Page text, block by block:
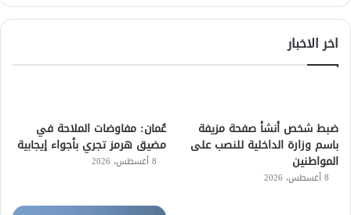
اخر الاخبار
ضبط شخص أنشأ صفحة مزيفة
باسم وزارة الداخلية للنصب على
المواطنين
8 أغسطس، 2026
عُمان: مفاوضات الملاحة في
مضيق هرمز تجري بأجواء إيجابية
8 أغسطس، 2026